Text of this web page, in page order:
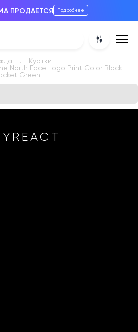
ПРОДАЕТСЯ Подробнее
Куртки
North Face Logo Print Color Block
Green